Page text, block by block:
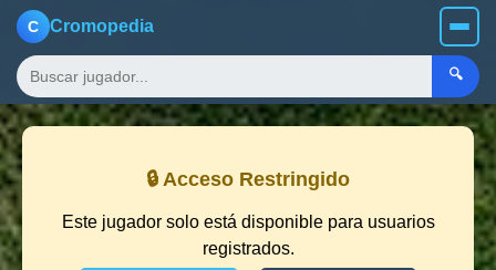
C Cromopedia
🔍
🔒 Acceso Restringido
Este jugador solo está disponible para usuarios
registrados.